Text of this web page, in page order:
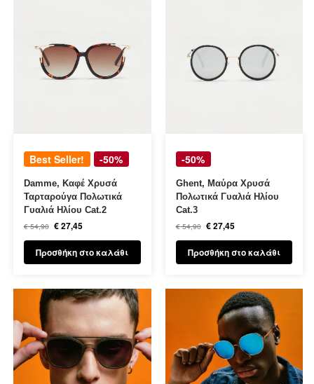
Best Seller! -50%
Damme, Καφέ Χρυσά
Ταρταρούγα Πολωτικά
Γυαλιά Ηλίου Cat.2
€54,90 €27,45
Προσθήκη στο καλάθι
-50%
Ghent, Μαύρα Χρυσά
Πολωτικά Γυαλιά Ηλίου
Cat.3
€54,90 €27,45
Προσθήκη στο καλάθι